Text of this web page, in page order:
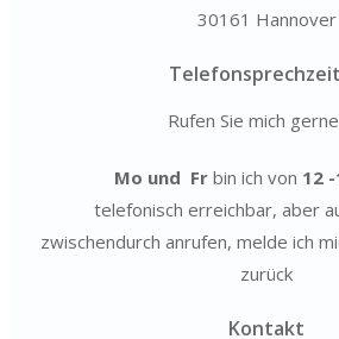
30161 Hannover
Rufen Sie mich
Mo und Fr bin ich von 12
telefonisch erreichbar, aber
zwischendurch anrufen, melde ich
zurück
Kontakt